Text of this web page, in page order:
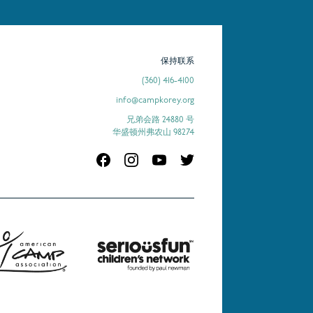
保持联系
(360) 416-4100
info@campkorey.org
兄弟会路 24880 号
华盛顿州弗农山 98274